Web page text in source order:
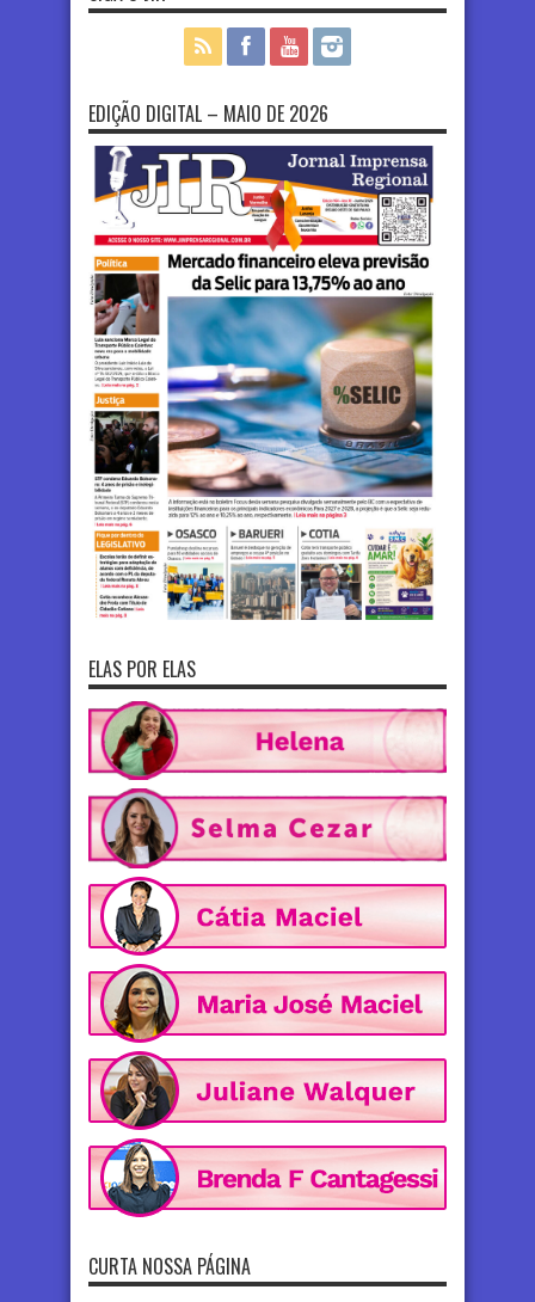
EDIÇÃO DIGITAL – MAIO DE 2026
ELAS POR ELAS
CURTA NOSSA PÁGINA